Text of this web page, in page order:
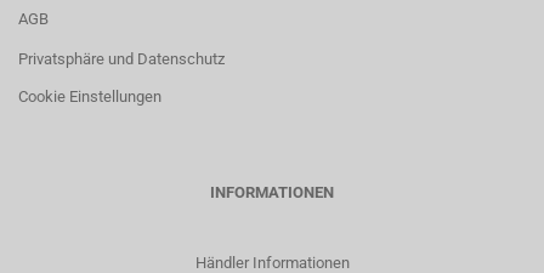
AGB
Privatsphäre und Datenschutz
Cookie Einstellungen
INFORMATIONEN
Händler Informationen